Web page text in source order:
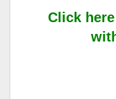
Click